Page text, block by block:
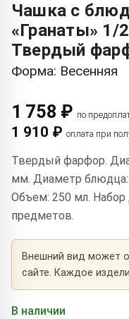
Чашка с
«Гранаты» 1/
Твердый
Форма: Весенняя
1 758 ₽ по
1 910 ₽ оплата при
Твердый фарфор.
мм. Диаметр
Объем: 250 мл. Набор
предметов.
Внешний вид может
сайте. Каждое
В наличии